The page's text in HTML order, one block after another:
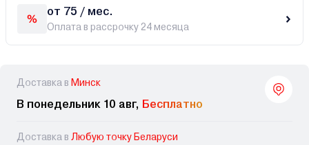
от 75 / мес.
Оплата в рассрочку 24 месяца
Доставка в Минск
В понедельник 10 авг, Бесплатно
Доставка в Любую точку Беларуси